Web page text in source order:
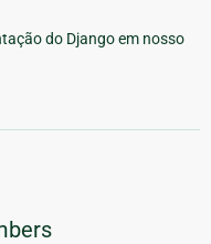
do Django em nosso